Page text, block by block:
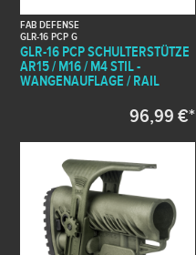
FAB DEFENSE
GLR-16 PCP G
GLR-16 PCP SCHULTERSTÜTZE
AR15 / M16 / M4 STIL -
WANGENAUFLAGE / RAIL
96,99 €*